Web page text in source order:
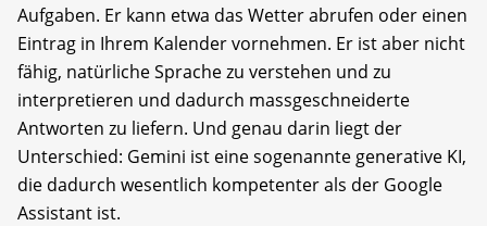
Aufgaben. Er kann etwa das Wetter abrufen oder einen
Eintrag in Ihrem Kalender vornehmen. Er ist aber nicht
fähig, natürliche Sprache zu verstehen und zu
interpretieren und dadurch massgeschneiderte
Antworten zu liefern. Und genau darin liegt der
Unterschied: Gemini ist eine sogenannte generative KI,
die dadurch wesentlich kompetenter als der Google
Assistant ist.